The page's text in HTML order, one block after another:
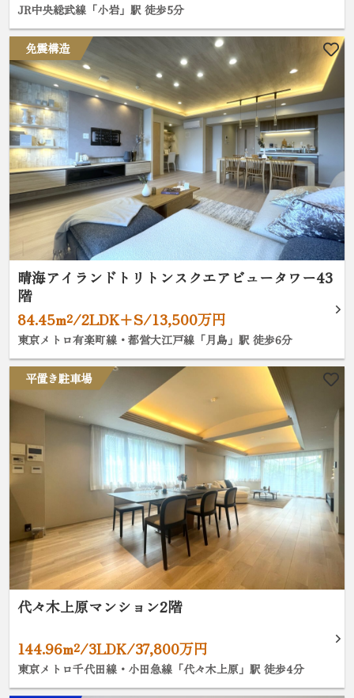
JR中央総武線「小岩」駅 徒歩5分
免震構造
晴海アイランドトリトンスクエアビュータワー43
階
84.45m²/2LDK+S/13,500万円
東京メトロ有楽町線・都営大江戸線「月島」駅 徒歩6分
平置き駐車場
代々木上原マンション2階
144.96m²/3LDK/37,800万円
東京メトロ千代田線・小田急線「代々木上原」駅 徒歩4分